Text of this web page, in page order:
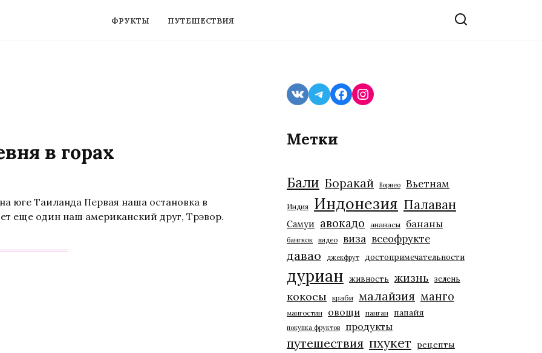
ФРУКТЫ ПУТЕШЕСТВИЯ
в горах
юге Таиланда Первая наша остановка в
еще один наш американский друг, Трэвор.
VKTelegram
Facebook
Instagram
Метки
Бали Боракай Борнео Вьетнам
Индия Индонезия Палаван
Самуи авокадо ананасы бананы
бангкок видео виза всеофрукте
давао джекфрут достопримечательности
дуриан живность жизнь зелень
кокосы краби малайзия манго
мангостин овощи панган папайя
покупка фруктов продукты
путешествия пхукет рецепты